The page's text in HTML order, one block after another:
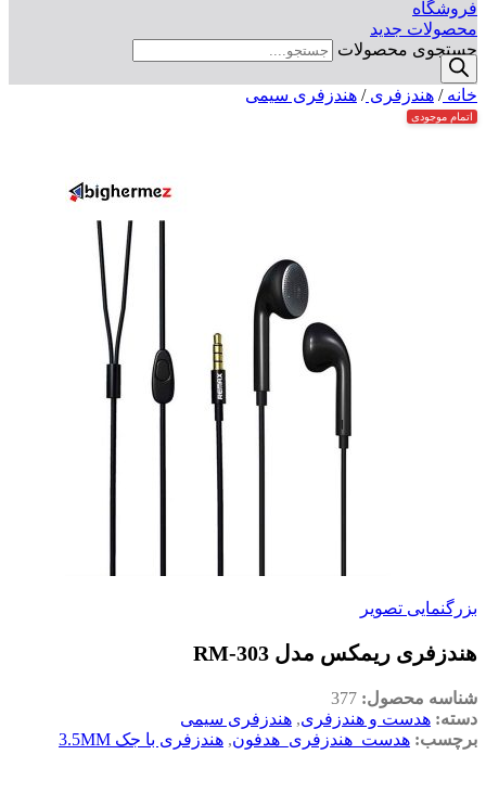
فروشگاه
محصولات جدید
جستجوی محصولات
خانه/ هندزفری/ هندزفری سیمی
اتمام موجودی
بزرگنمایی تصویر
هندزفری ریمکس مدل RM-303
شناسه محصول: 377
دسته: هدست و هندزفری, هندزفری سیمی
برچسب: هدست_هندزفری_هدفون, هندزفری با جک 3.5MM